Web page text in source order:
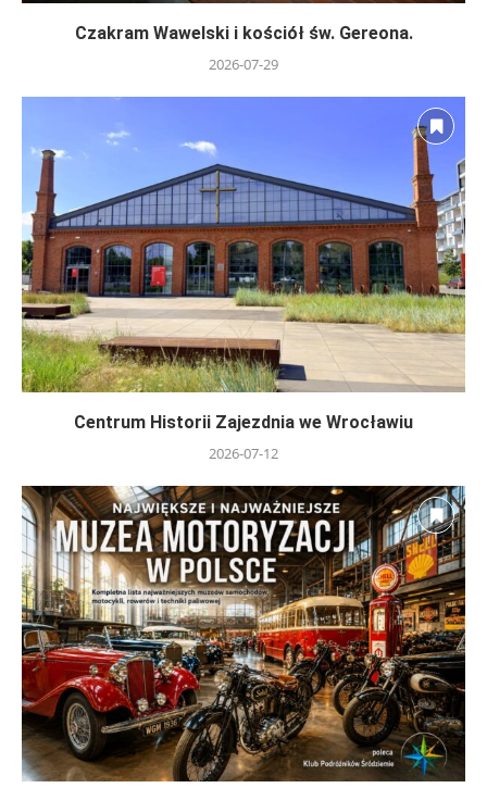
Czakram Wawelski i kościół św. Gereona.
2026-07-29
Centrum Historii Zajezdnia we Wrocławiu
2026-07-12